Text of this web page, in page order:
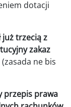
dotacji
już trzecią z
zakaz
(zasada ne bis
przepis prawa